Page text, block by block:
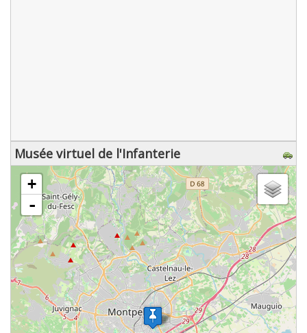
Musée virtuel de l'Infanterie
chargement de la carte - veuillez patienter...
+
-